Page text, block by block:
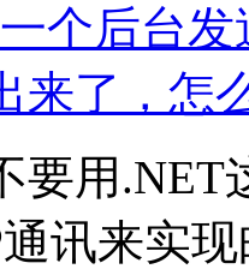
个后台
来了，怎
要用.NET
讯来实